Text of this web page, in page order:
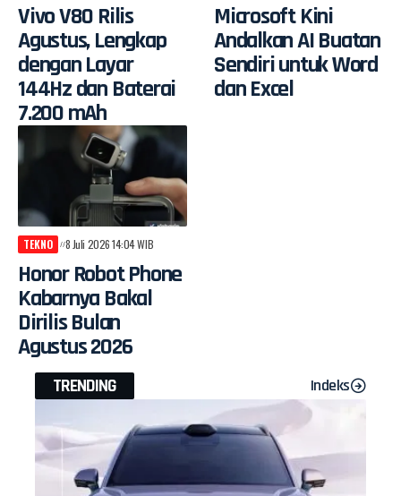
Vivo V80 Rilis
Agustus, Lengkap
dengan Layar
144Hz dan Baterai
7.200 mAh
Microsoft Kini
Andalkan AI Buatan
Sendiri untuk Word
dan Excel
TEKNO 8 Juli 2026 14:04 WIB
Honor Robot Phone
Kabarnya Bakal
Dirilis Bulan
Agustus 2026
TRENDING Indeks